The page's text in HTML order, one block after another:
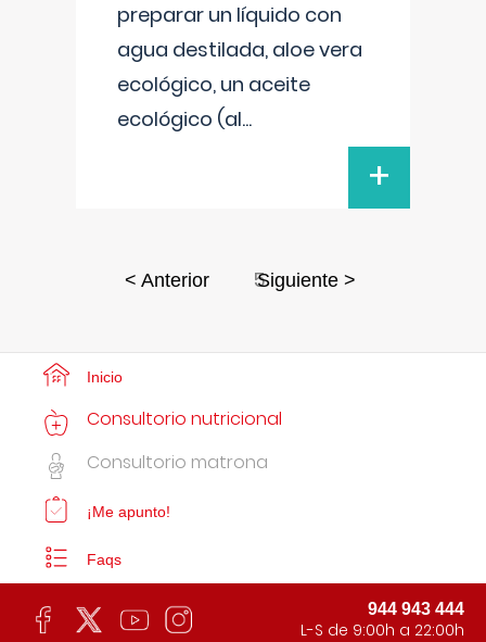
preparar un líquido con
agua destilada, aloe vera
ecológico, un aceite
ecológico (al...
+
< Anterior 5
Siguiente >
Inicio
Consultorio nutricional
Consultorio matrona
¡Me apunto!
Faqs
944 943 444
L-S de 9:00h a 22:00h